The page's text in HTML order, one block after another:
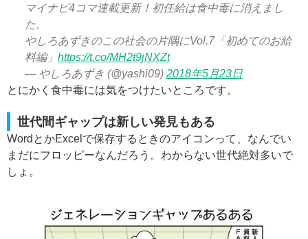
マイナビ4コマ連載更新！初任給は食中毒に消えまし
た。
やしろあずきのこの社会の片隅にVol.7「初めてのお給
料編」 https://t.co/MH2t9jNXZt
— やしろあずき (@yashi09) 2018年5月23日
とにかく食中毒には気をつけたいところです。
世代間ギャップは新しい発見もある
WordとかExcelで保存するときのアイコンって、なんでい
まだにフロッピーなんだろう。わからない世代絶対多いで
しょ。